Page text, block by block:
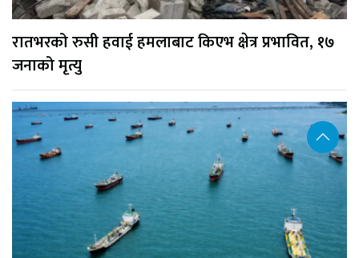
रातभरको रुसी हवाई हमलाबाट किएभ क्षेत्र प्रभावित, १७
जनाको मृत्यु